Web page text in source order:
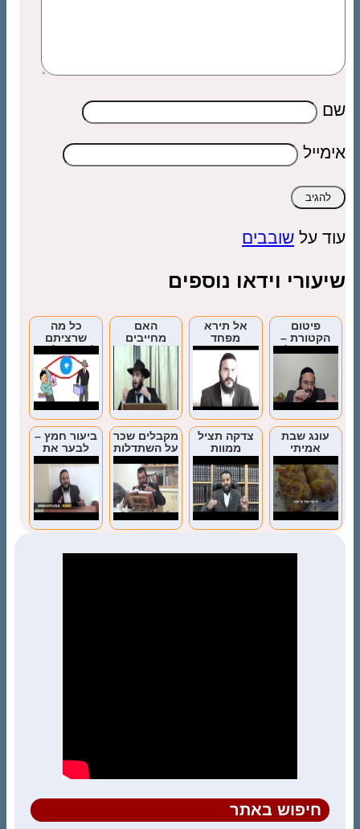
שם
אימייל
עוד על שובבים
שיעורי וידאו נוספים
פיטום
הקטורת –
ביאור המלים
אל תירא
מפחד
האם
מחייבים
אדם על פי
המחשבה או
המעשה?
כל מה
שרציתם
לדעת על עין
הרע
עונג שבת
אמיתי
צדקה תציל
ממוות
מקבלים שכר
על השתדלות
ביעור חמץ –
לבער את
היצר הרע
חיפוש באתר